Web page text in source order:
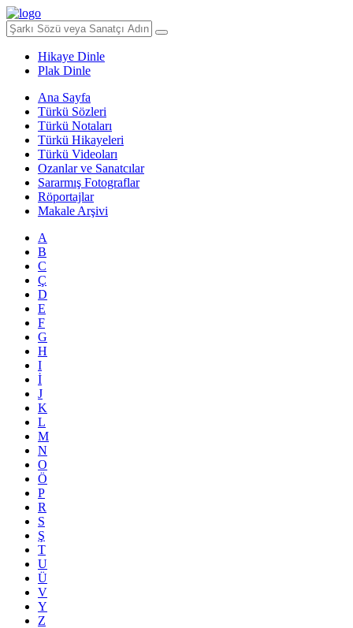
Hikaye Dinle
Plak Dinle
Ana Sayfa
Türkü Sözleri
Türkü Notaları
Türkü Hikayeleri
Türkü Videoları
Ozanlar ve Sanatcılar
Sararmış Fotograflar
Röportajlar
Makale Arşivi
A
B
C
Ç
D
E
F
G
H
I
İ
J
K
L
M
N
O
Ö
P
R
S
Ş
T
U
Ü
V
Y
Z